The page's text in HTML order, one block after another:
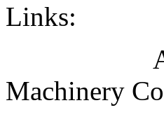
Links:
All
Machinery